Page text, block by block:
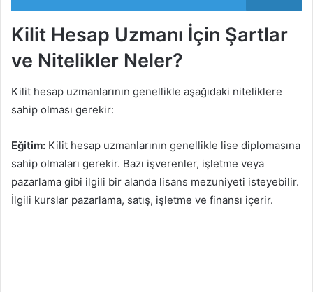
Kilit Hesap Uzmanı İçin Şartlar
ve Nitelikler Neler?
Kilit hesap uzmanlarının genellikle aşağıdaki niteliklere
sahip olması gerekir:
Eğitim: Kilit hesap uzmanlarının genellikle lise diplomasına
sahip olmaları gerekir. Bazı işverenler, işletme veya
pazarlama gibi ilgili bir alanda lisans mezuniyeti isteyebilir.
İlgili kurslar pazarlama, satış, işletme ve finansı içerir.